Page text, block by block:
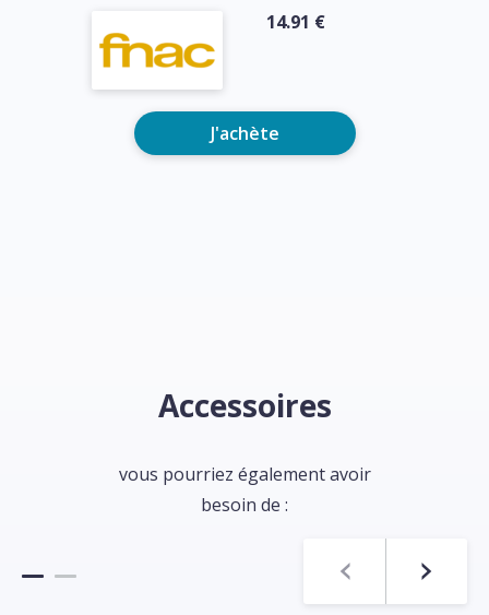
14.91 €
J'achète
Accessoires
vous pourriez également avoir
besoin de :